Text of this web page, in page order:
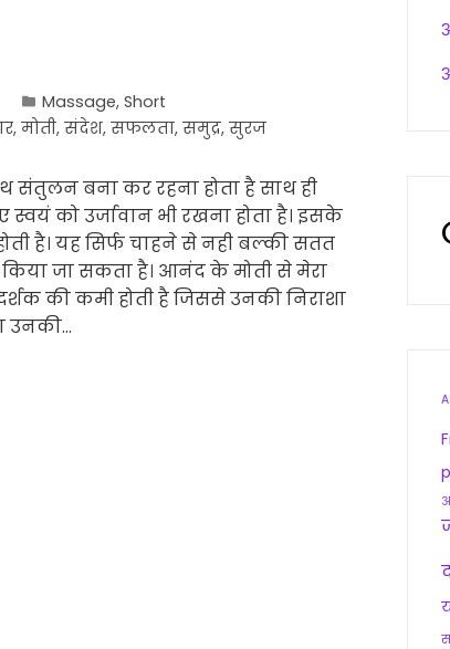
Massage, Short
, मोती, संदेश, सफलता, समुद्र, सुरज
बना कर रहना होता है साथ ही
को उर्जावान भी रखना होता है। इसके
है। यह सिर्फ चाहने से नही बल्की सतत
किया जा सकता है। आनंद के मोती से मेरा
की कमी होती है जिससे उनकी निराशा
उनकी…